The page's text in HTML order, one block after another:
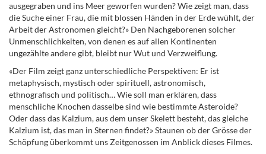
ausgegraben und ins Meer geworfen wurden? Wie zeigt man, dass
die Suche einer Frau, die mit blossen Händen in der Erde wühlt, der
Arbeit der Astronomen gleicht?» Den Nachgeborenen solcher
Unmenschlichkeiten, von denen es auf allen Kontinenten
ungezählte andere gibt, bleibt nur Wut und Verzweiflung.
«Der Film zeigt ganz unterschiedliche Perspektiven: Er ist
metaphysisch, mystisch oder spirituell, astronomisch,
ethnografisch und politisch… Wie soll man erklären, dass
menschliche Knochen dasselbe sind wie bestimmte Asteroide?
Oder dass das Kalzium, aus dem unser Skelett besteht, das gleiche
Kalzium ist, das man in Sternen findet?» Staunen ob der Grösse der
Schöpfung überkommt uns Zeitgenossen im Anblick dieses Filmes.